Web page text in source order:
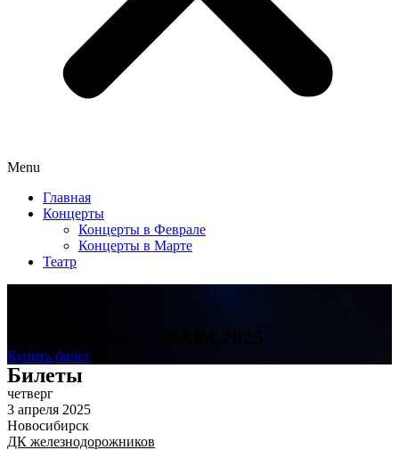
Menu
Главная
Концерты
Концерты в Феврале
Концерты в Марте
Театр
Новосибирск — 03.04.2025
Купить билет
Билеты
четверг
3 апреля 2025
Новосибирск
ДК железнодорожников